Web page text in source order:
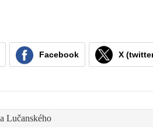
Facebook X
Lučanského